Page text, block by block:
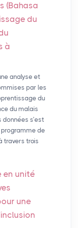
(Bahasa
du
à
analyse et
par les
du
du malais
données s’est
de
travers trois
en unité
une